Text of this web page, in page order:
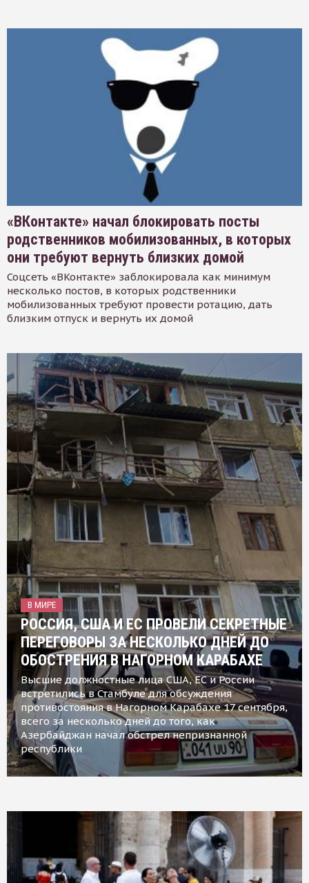
«ВКонтакте» начал блокировать посты
родственников мобилизованных, в которых
они требуют вернуть близких домой
Соцсеть «ВКонтакте» заблокировала как минимум
несколько постов, в которых родственники
мобилизованных требуют провести ротацию, дать
близким отпуск и вернуть их домой
В МИРЕ
РОССИЯ, США И ЕС ПРОВЕЛИ СЕКРЕТНЫЕ
ПЕРЕГОВОРЫ ЗА НЕСКОЛЬКО ДНЕЙ ДО
ОБОСТРЕНИЯ В НАГОРНОМ КАРАБАХЕ
Высшие должностные лица США, ЕС и России
встретились в Стамбуле для обсуждения
противостояния в Нагорном Карабахе 17 сентября,
всего за несколько дней до того, как
Азербайджан начал обстрел непризнанной
республики